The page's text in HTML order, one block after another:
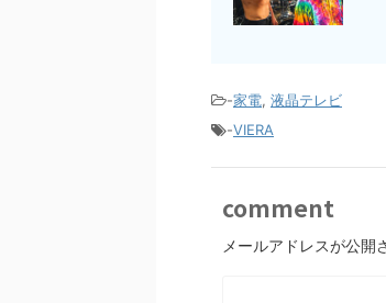
-家電, 液晶テレビ
-VIERA
comment
メールアドレスが公開